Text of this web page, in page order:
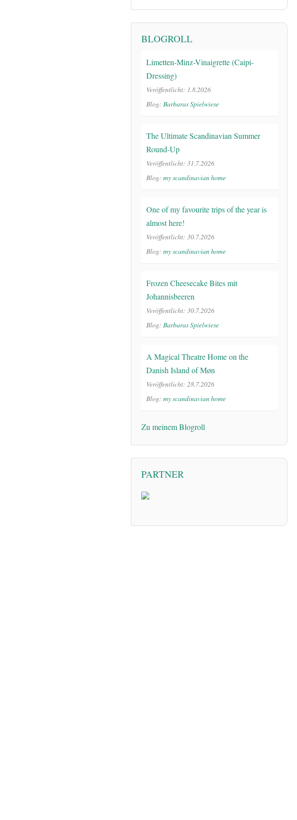
BLOGROLL
Limetten-Minz-Vinaigrette (Caipi-
Dressing)
Veröffentlicht: 1.8.2026
Blog: Barbaras Spielwiese
The Ultimate Scandinavian Summer
Round-Up
Veröffentlicht: 31.7.2026
Blog: my scandinavian home
One of my favourite trips of the year is
almost here!
Veröffentlicht: 30.7.2026
Blog: my scandinavian home
Frozen Cheesecake Bites mit
Johannisbeeren
Veröffentlicht: 30.7.2026
Blog: Barbaras Spielwiese
A Magical Theatre Home on the
Danish Island of Møn
Veröffentlicht: 28.7.2026
Blog: my scandinavian home
Zu meinem Blogroll
PARTNER